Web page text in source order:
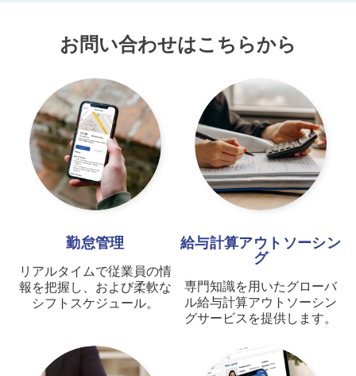
お問い合わせはこちらから
勤怠管理
リアルタイムで従業員の情
報を把握し、および柔軟な
シフトスケジュール。
給与計算アウトソーシン
グ
専門知識を用いたグローバ
ル給与計算アウトソーシン
グサービスを提供します。